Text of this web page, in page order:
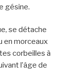
gésine.
se détache
en morceaux
corbeilles à
l’âge de